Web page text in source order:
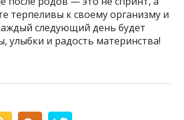
терпеливы к своему организму и
следующий день будет
улыбки и радость материнства!